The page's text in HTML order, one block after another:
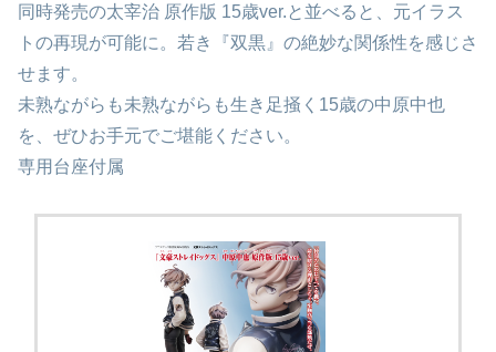
同時発売の太宰治 原作版 15歳ver.と並べると、元イラス
トの再現が可能に。若き『双黒』の絶妙な関係性を感じさ
せます。
未熟ながらも未熟ながらも生き足掻く15歳の中原中也
を、ぜひお手元でご堪能ください。
専用台座付属